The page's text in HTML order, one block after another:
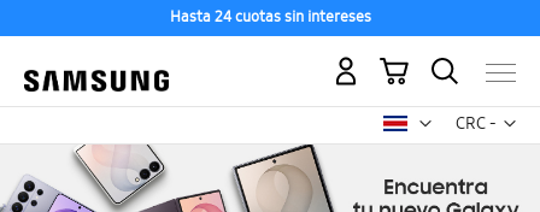
Hasta 24 cuotas sin intereses
CRC -
colón
Mi carrito